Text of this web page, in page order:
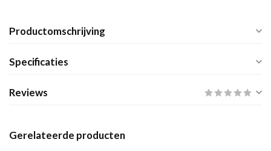
Productomschrijving
Specificaties
Reviews
Gerelateerde producten